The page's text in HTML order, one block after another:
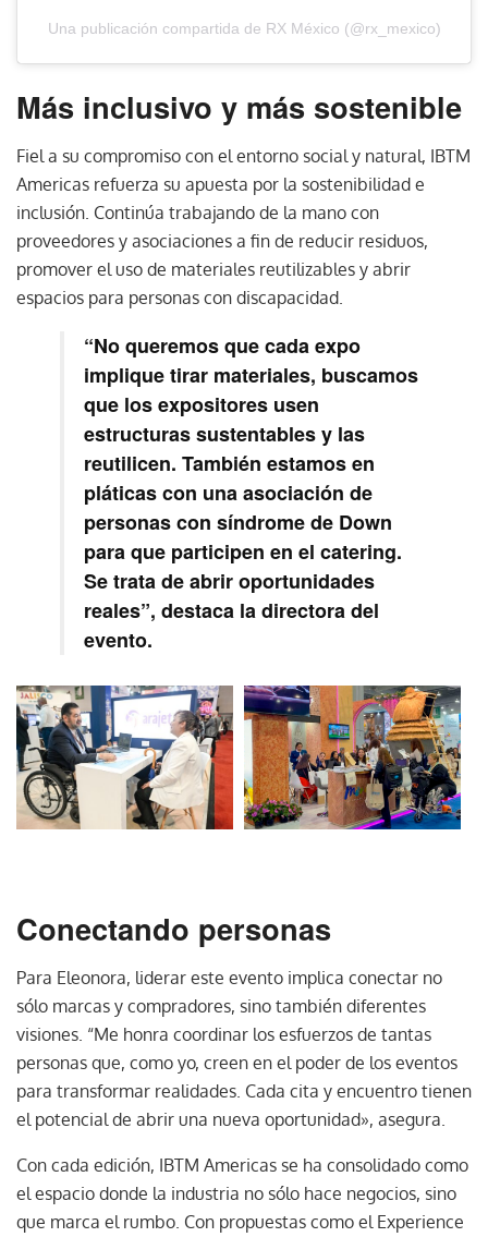
Una publicación compartida de RX México (@rx_mexico)
Más inclusivo y más sostenible
Fiel a su compromiso con el entorno social y natural, IBTM
Americas refuerza su apuesta por la sostenibilidad e
inclusión. Continúa trabajando de la mano con
proveedores y asociaciones a fin de reducir residuos,
promover el uso de materiales reutilizables y abrir
espacios para personas con discapacidad.
“No queremos que cada expo
implique tirar materiales, buscamos
que los expositores usen
estructuras sustentables y las
reutilicen. También estamos en
pláticas con una asociación de
personas con síndrome de Down
para que participen en el catering.
Se trata de abrir oportunidades
reales”, destaca la directora del
evento.
Conectando personas
Para Eleonora, liderar este evento implica conectar no
sólo marcas y compradores, sino también diferentes
visiones. “Me honra coordinar los esfuerzos de tantas
personas que, como yo, creen en el poder de los eventos
para transformar realidades. Cada cita y encuentro tienen
el potencial de abrir una nueva oportunidad», asegura.
Con cada edición, IBTM Americas se ha consolidado como
el espacio donde la industria no sólo hace negocios, sino
que marca el rumbo. Con propuestas como el Experience